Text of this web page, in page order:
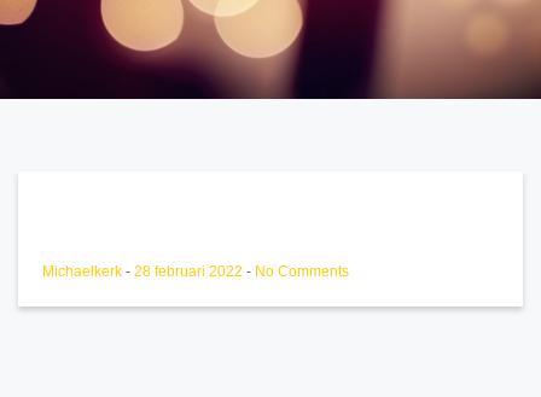
Michaelkerk - 28 februari 2022 - No Comments